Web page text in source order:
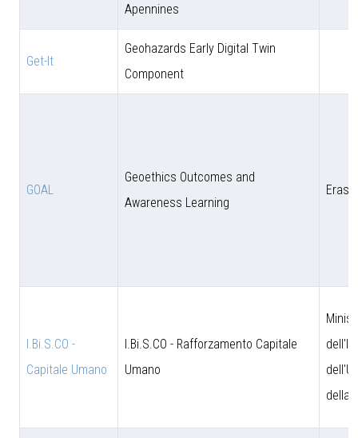
Apennines
Get-It
Geohazards Early Digital Twin
Component
GOAL
Geoethics Outcomes and
Awareness Learning
I.Bi.S.CO -
Capitale Umano
I.Bi.S.CO - Rafforzamento Capitale
Umano
della